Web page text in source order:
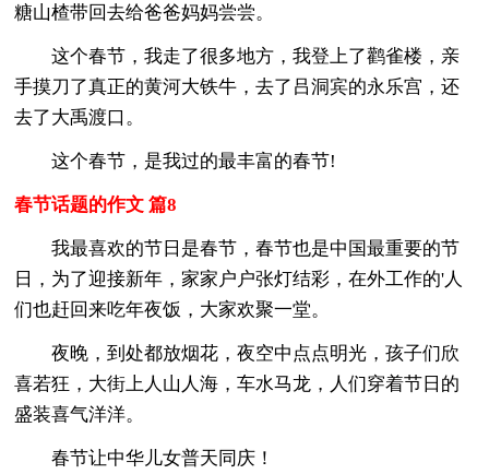
糖山楂带回去给爸爸妈妈尝尝。
这个春节，我走了很多地方，我登上了鹳雀楼，亲
手摸刀了真正的黄河大铁牛，去了吕洞宾的永乐宫，还
去了大禹渡口。
这个春节，是我过的最丰富的春节!
春节话题的作文 篇8
我最喜欢的节日是春节，春节也是中国最重要的节
日，为了迎接新年，家家户户张灯结彩，在外工作的'人
们也赶回来吃年夜饭，大家欢聚一堂。
夜晚，到处都放烟花，夜空中点点明光，孩子们欣
喜若狂，大街上人山人海，车水马龙，人们穿着节日的
盛装喜气洋洋。
春节让中华儿女普天同庆！